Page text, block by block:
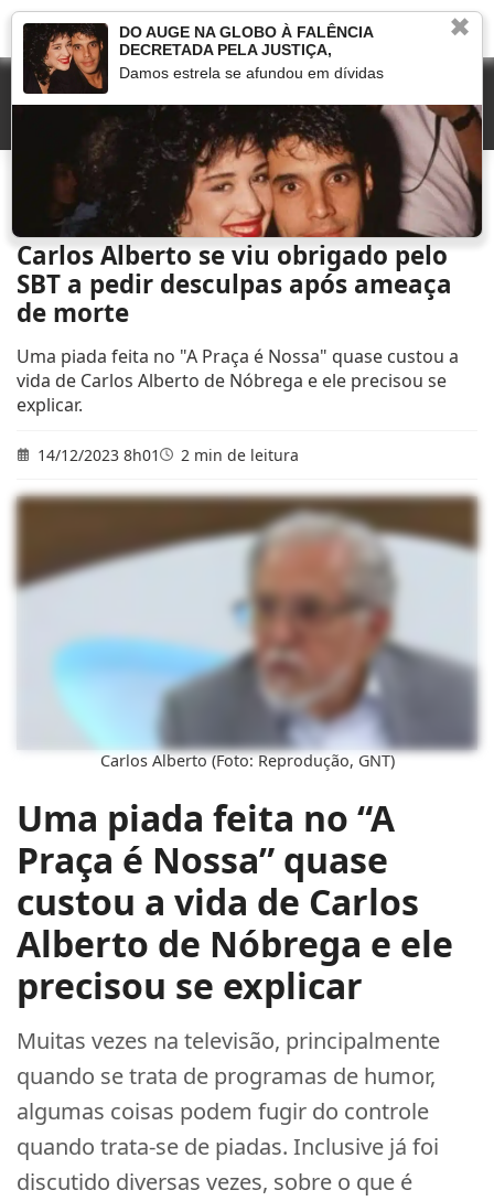
Que fim levou »
Carlos Alberto se viu obrigado pelo SBT a pedir desculpas
após ameaça de morte
Carlos Alberto se viu obrigado pelo
SBT a pedir desculpas após ameaça
de morte
Uma piada feita no "A Praça é Nossa" quase custou a
vida de Carlos Alberto de Nóbrega e ele precisou se
explicar.
14/12/2023 8h01 2 min de leitura
Carlos Alberto (Foto: Reprodução, GNT)
Uma piada feita no “A
Praça é Nossa” quase
custou a vida de Carlos
Alberto de Nóbrega e ele
precisou se explicar
Muitas vezes na televisão, principalmente
quando se trata de programas de humor,
algumas coisas podem fugir do controle
quando trata-se de piadas. Inclusive já foi
discutido diversas vezes, sobre o que é
✖
DO AUGE NA GLOBO À FALÊNCIA
DECRETADA PELA JUSTIÇA,
Damos estrela se afundou em dívidas